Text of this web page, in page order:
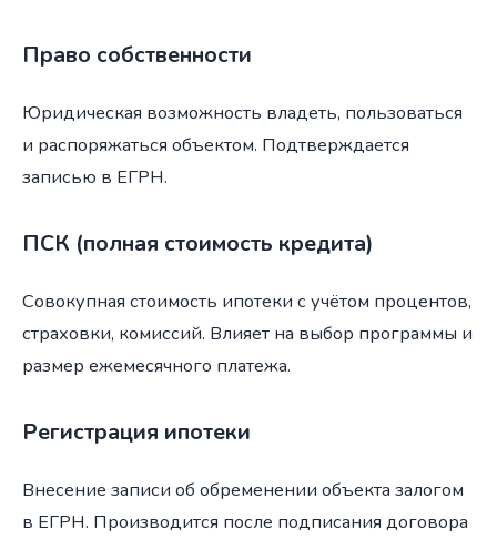
Право собственности
Юридическая возможность владеть, пользоваться
и распоряжаться объектом. Подтверждается
записью в ЕГРН.
ПСК (полная стоимость кредита)
Совокупная стоимость ипотеки с учётом процентов,
страховки, комиссий. Влияет на выбор программы и
размер ежемесячного платежа.
Регистрация ипотеки
Внесение записи об обременении объекта залогом
в ЕГРН. Производится после подписания договора